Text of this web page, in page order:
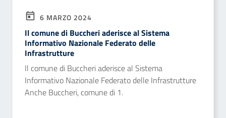
6 MARZO 2024
Il comune di Buccheri aderisce al Sistema
Informativo Nazionale Federato delle
Infrastrutture
Il comune di Buccheri aderisce al Sistema
Informativo Nazionale Federato delle Infrastrutture
Anche Buccheri, comune di 1.